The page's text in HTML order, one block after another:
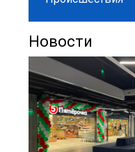
Новости